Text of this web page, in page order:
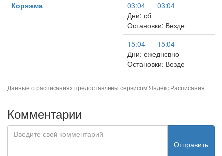
Коряжма
03:04
03:04
Дни: сб
Остановки: Везде
15:04
15:04
Дни: ежедневно
Остановки: Везде
Данные о расписаниях предоставлены сервисом Яндекс.Расписания
Комментарии
Отправить